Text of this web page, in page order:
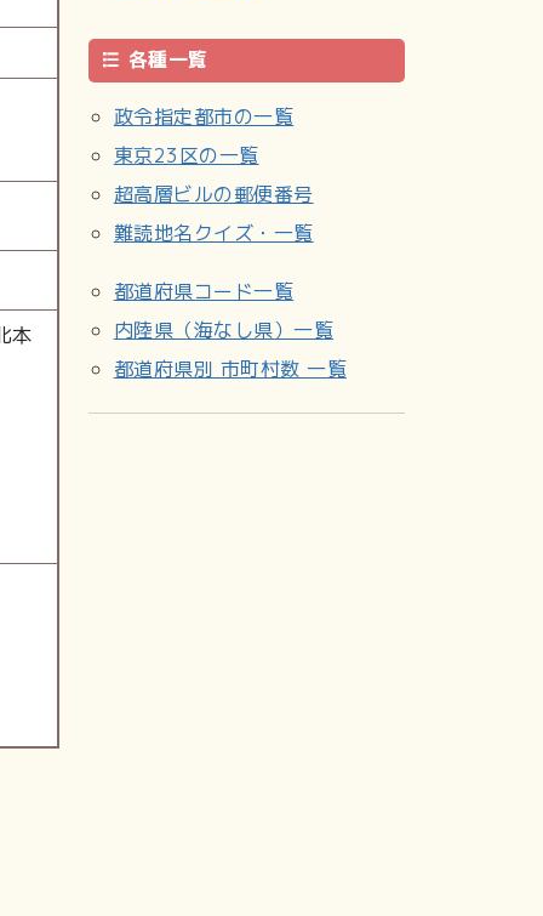
本
各種一覧
政令指定都市の一覧
東京23区の一覧
超高層ビルの郵便番号
難読地名クイズ・一覧
都道府県コード一覧
内陸県（海なし県）一覧
都道府県別 市町村数 一覧